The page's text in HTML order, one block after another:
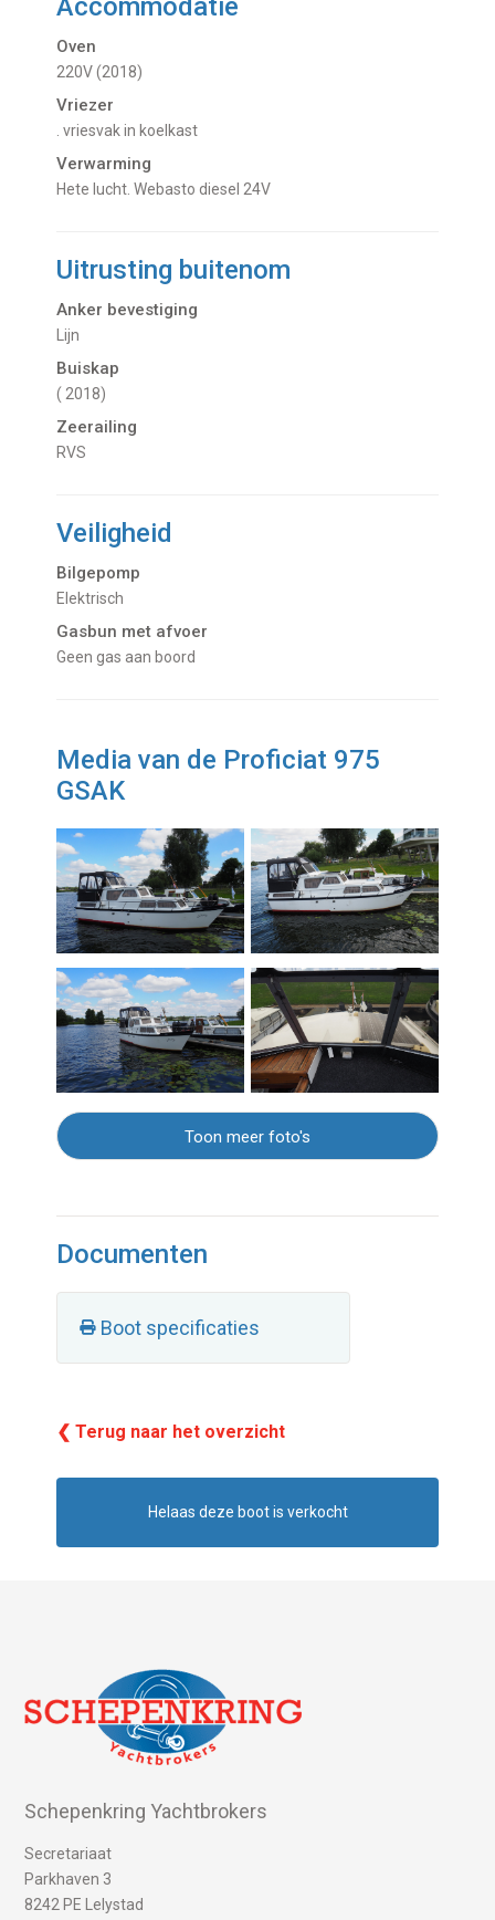
Accommodatie
Oven
220V (2018)
Vriezer
. vriesvak in koelkast
Verwarming
hete lucht. Webasto diesel 24V
Uitrusting buitenom
Anker bevestiging
Lijn
Buiskap
( 2018)
Zeerailing
RVS
Veiligheid
Bilgepomp
Elektrisch
Gasbun met afvoer
Geen gas aan boord
Media van de Proficiat 975
GSAK
Toon meer foto's
Documenten
Boot specificaties
❮ Terug naar het overzicht
Helaas deze boot is verkocht
Schepenkring Yachtbrokers
Secretariaat
Parkhaven 3
8242 PE Lelystad